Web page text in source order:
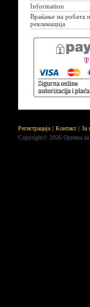
Information
Враќање на робата и
рекламација
Регистрација Контакт
За
Copyright© 2026 Oprema